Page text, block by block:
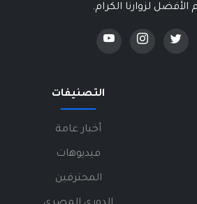
الأفضل لزوارنا الكرام.
التصنيفات
أخبار عامة
فيديوهات
المحترفين